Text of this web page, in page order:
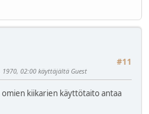
#11
02:00 käyttäjältä Guest
omien kiikarien käyttötaito antaa